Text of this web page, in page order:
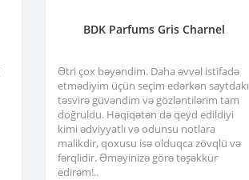
BDK Parfums Gris Charnel
Ətri çox bəyəndim. Daha əvvəl istifadə
etmədiyim üçün seçim edərkən saytdakı
təsvirə güvəndim və gözləntilərim tam
doğruldu. Həqiqətən də qeyd edildiyi
kimi ədviyyatlı və odunsu notlara
malikdir, qoxusu isə olduqca zövqlü və
fərqlidir. Əməyinizə görə təşəkkür
edirəm!..